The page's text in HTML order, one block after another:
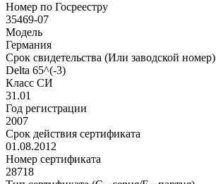
Номер по Госреестру
35469-07
Модель
Германия
Срок свидетельства (Или заводской номер)
Delta 65^(-3)
Класс СИ
31.01
Год регистрации
2007
Срок действия сертификата
01.08.2012
Номер сертификата
28718